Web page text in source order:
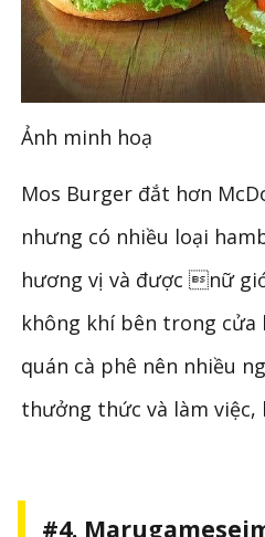
Ảnh minh hoạ
Mos Burger đắt hơn
nhưng có nhiều loại
hương vị và được nữ
không khí bên trong
quán cà phê nên nhiều
thưởng thức và làm việc,
#4.